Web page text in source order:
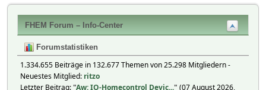
FHEM Forum – Info-Center
Forumstatistiken
1.334.655 Beiträge in 132.677 Themen von 25.298 Mitgliedern -
Neuestes Mitglied: ritzo
Letzter Beitrag:"Aw: IO-Homecontrol Devic..." (07 August 2026,